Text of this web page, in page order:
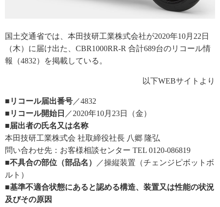
国土交通省では、本田技研工業株式会社が2020年10月22日
（木）に届け出た、CBR1000RR-R 合計689台のリコール情
報（4832）を掲載している。
以下WEBサイトより
■リコール届出番号／4832
■リコール開始日 ／2020年10月23日（金）
■届出者の氏名又は名称
本田技研工業株式会 社取締役社長 八郷 隆弘
問い合わせ先：お客様相談センター TEL 0120-086819
■不具合の部位（部品名）
／操縦装置（チェンジピボットボ
ルト）
■基準不適合状態にあると認める構造、装置又は性能の状況
及びその原因